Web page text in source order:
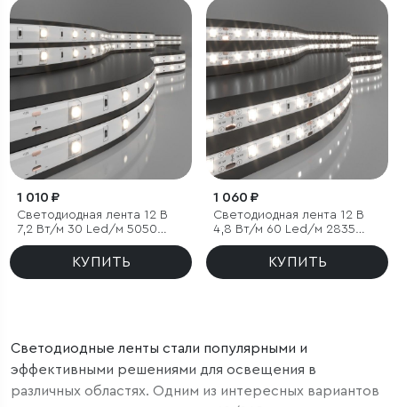
1 010 ₽
Светодиодная лента 12 В
7,2 Вт/м 30 Led/м 5050
IP65, дневной белый 4200К,
КУПИТЬ
1 060 ₽
Светодиодная лента 12 В
4,8 Вт/м 60 Led/м 2835
IP65, дневной белый 4200К,
КУПИТЬ
Светодиодные ленты стали популярными и
эффективными решениями для освещения в
различных областях. Одним из интересных вариантов